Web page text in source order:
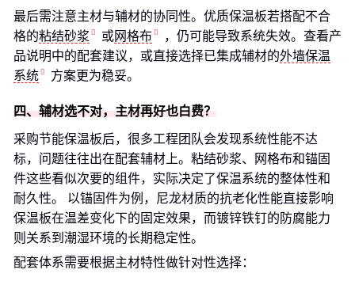
最后需注意主材与辅材的协同性。优质保温板若搭配不合
格的粘结砂浆 或网格布
，仍可能导致系统失效。查看产
品说明中的配套建议，或直接选择已集成辅材的外墙保温
系统
方案更为稳妥。
四、辅材选不对，主材再好也白费？
采购节能保温板后，很多工程团队会发现系统性能不达
标，问题往往出在配套辅材上。粘结砂浆、网格布和锚固
件这些看似次要的组件，实际决定了保温系统的整体性和
耐久性。 以锚固件为例，尼龙材质的抗老化性能直接影响
保温板在温差变化下的固定效果，而镀锌铁钉的防腐能力
则关系到潮湿环境的长期稳定性。
配套体系需要根据主材特性做针对性选择：